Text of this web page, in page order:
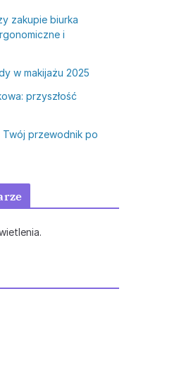
zakupie biurka
i
w makijażu 2025
przyszłość
przewodnik po